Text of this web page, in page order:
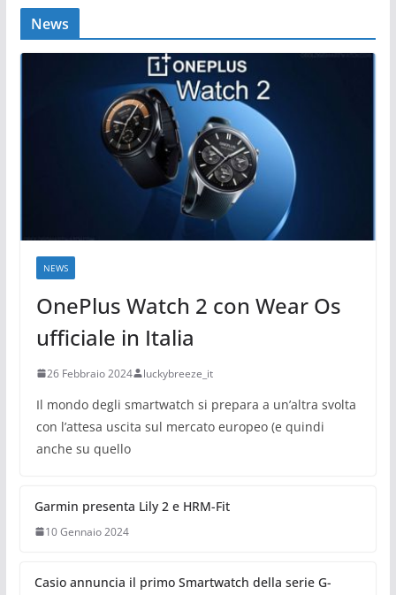
News
NEWS
OnePlus Watch 2 con Wear Os
ufficiale in Italia
26 Febbraio 2024 luckybreeze_it
Il mondo degli smartwatch si prepara a un’altra svolta
con l’attesa uscita sul mercato europeo (e quindi
anche su quello
Garmin presenta Lily 2 e HRM-Fit
10 Gennaio 2024
Casio annuncia il primo Smartwatch della serie G-